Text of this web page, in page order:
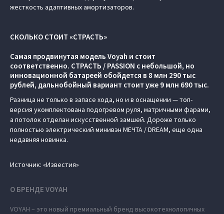
жесткость адаптивных амортизаторов.
СКОЛЬКО СТОИТ «СТРАСТЬ»
Самая продвинутая модель Voyah и стоит
соответственно. СТРАСТЬ / PASSION c небольшой, но
инновационной батареей обойдется в 8 млн 290 тыс
рублей, дальнобойный вариант стоит уже 9 млн 690 тыс.
Разница не только в запасе хода, но и в оснащении — топ-
версия укомплектована подогревом руля, матричными фарами,
а потолок отделан искусственной замшей. Дороже только
полностью электрический минивэн МЕЧТА / DREAM, еще одна
недавняя новинка.
Источник: «Известия»
О БРЕНДЕ VOYAH
VOYAH – это новый премиальный бренд высокотехнологичных